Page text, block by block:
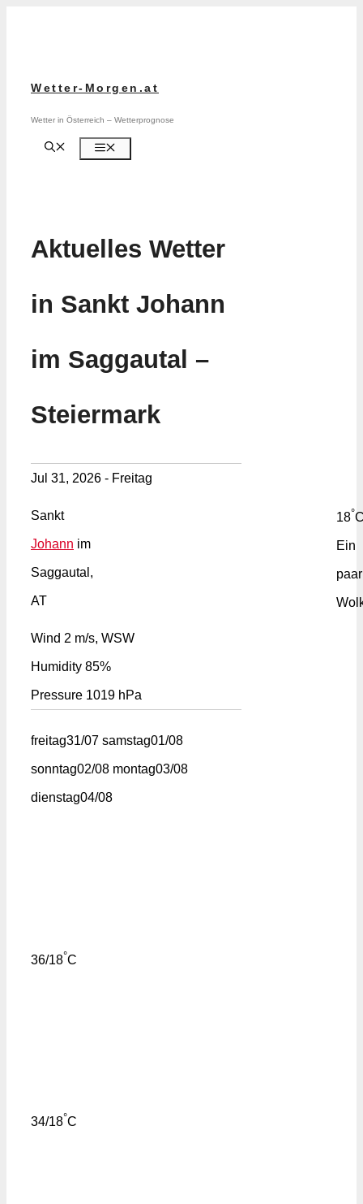
Wetter-Morgen.at
Wetter in Österreich – Wetterprognose
Aktuelles Wetter
in Sankt Johann
im Saggautal –
Steiermark
Jul 31, 2026 - Freitag
Sankt
Johann im
Saggautal,
AT
18°
Ein
paar
Wind 2 m/s, WSW
Humidity 85%
Pressure 1019 hPa
freitag31/07 samstag01/08
sonntag02/08 montag03/08
dienstag04/08
36/18°C
34/18°C